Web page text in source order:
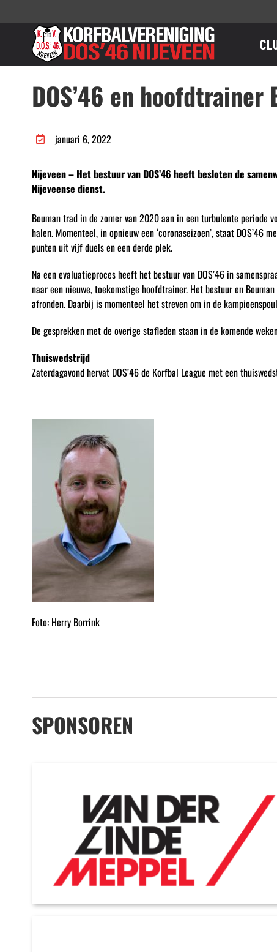
naar
DOS’46 en
januari 6, 2022
Nijeveen – Het bestuur van DOS’46 heeft besloten de
Nijeveense dienst.
Bouman trad in de zomer van 2020 aan in een turbulente periode
halen. Momenteel, in opnieuw een ‘coronaseizoen’, staat
punten uit vijf duels en een derde plek.
Na een evaluatieproces heeft het bestuur van DOS’46 in
naar een nieuwe, toekomstige hoofdtrainer. Het bestuur en
afronden. Daarbij is momenteel het streven om in de
De gesprekken met de overige stafleden staan in de komende
Thuiswedstrijd
Zaterdagavond hervat DOS’46 de Korfbal League met een
Foto: Herry Borrink
SPONSOREN